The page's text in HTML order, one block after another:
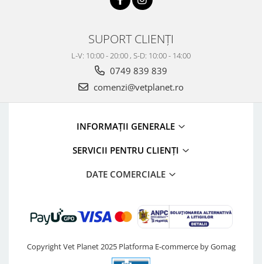
SUPORT CLIENȚI
L-V: 10:00 - 20:00 , S-D: 10:00 - 14:00
0749 839 839
comenzi@vetplanet.ro
INFORMAȚII GENERALE
SERVICII PENTRU CLIENȚI
DATE COMERCIALE
Copyright Vet Planet 2025 Platforma E-commerce by Gomag